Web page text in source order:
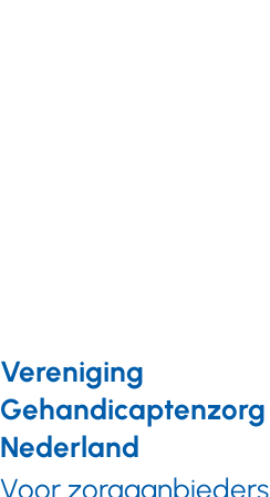
Vereniging
Gehandicaptenzorg
Nederland
Voor zorgaanbieders